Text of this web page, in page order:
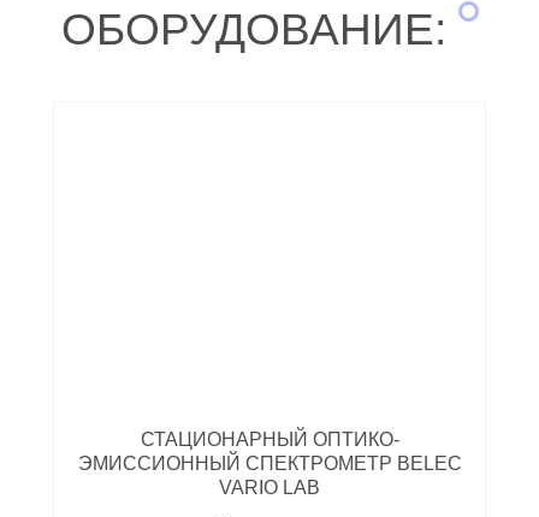
ОБОРУДОВАНИЕ:
СТАЦИОНАРНЫЙ ОПТИКО-
ЭМИССИОННЫЙ СПЕКТРОМЕТР BELEC
VARIO LAB